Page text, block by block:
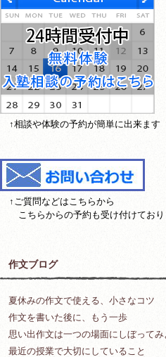
↑相談や体験の予約が簡単に出来ます
↑ご質問などはこちらから
こちらからの予約も受け付けてお
作文ブログ
夏休みの作文で使える、小さなコツ
作文を書いた後に、もう一歩
思い出作文は一つの場面にしぼってみ
最近の授業で大切にしていること